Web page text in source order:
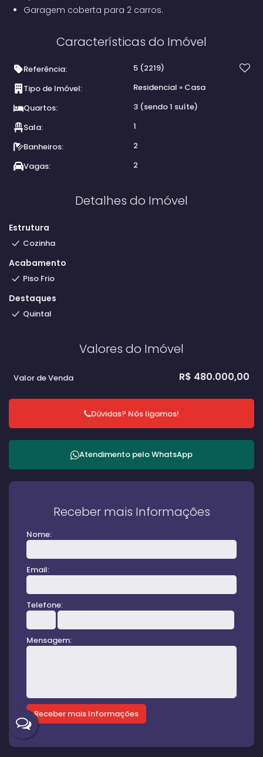
Garagem coberta para 2 carros.
Características do Imóvel
Referência: 5 (2219)
Tipo de Imóvel:
Residencial » Casa
Quartos:
3 (sendo 1 suíte)
Sala:
1
Banheiros:
2
Vagas:
2
Detalhes do Imóvel
Estrutura
Cozinha
Acabamento
Piso Frio
Destaques
Quintal
Valores do Imóvel
R$ 480.000,00
Valor de Venda
Dúvidas? Nós ligamos!
Atendimento peloWhatsApp
Receber mais Informações
Nome:
Email:
Telefone:
Mensagem: